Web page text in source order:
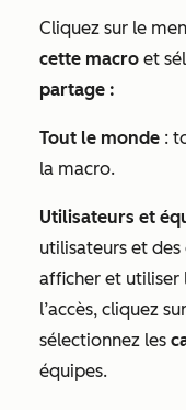
Cliquez sur le
cette macro et
partage :
Tout le monde :
la macro.
Utilisateurs et
utilisateurs et
afficher et utiliser
l’accès, cliquez
sélectionnez les
équipes.